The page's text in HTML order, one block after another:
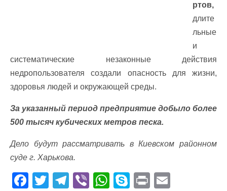
ртов,
длите
льные
и
систематические незаконные действия
недропользователя создали опасность для жизни,
здоровья людей и окружающей среды.
За указанный период предприятие добыло более
500 тысяч кубических метров песка.
Дело будут рассматривать в Киевском районном
суде г. Харькова.
F T T Vi W S Pr